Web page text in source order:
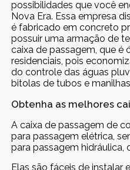
possibilidades que você
Nova Era. Essa empresa
é fabricado em concreto
possuir uma armação de
caixa de passagem, que é
residenciais, pois
do controle das águas
bitolas de tubos e
Obtenha as melhores
A caixa de passagem de
para passagem elétrica,
para passagem hidráulica,
Elas são fáceis de instalar